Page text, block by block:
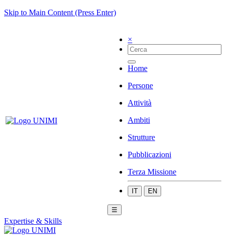
Skip to Main Content (Press Enter)
×
Home
Persone
Attività
Ambiti
Strutture
Pubblicazioni
Terza Missione
IT EN
☰
Expertise & Skills